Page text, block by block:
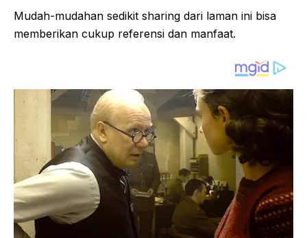
Mudah-mudahan sedikit sharing dari laman ini bisa
memberikan cukup referensi dan manfaat.